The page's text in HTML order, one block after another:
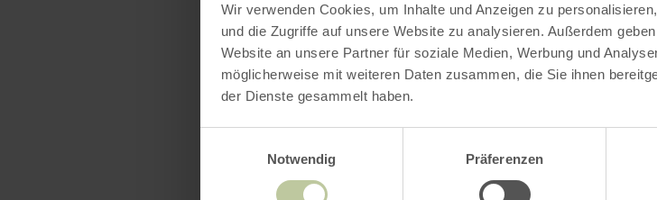
Wir verwenden Cookies, um Inhalte und Anzeigen zu
und die Zugriffe auf unsere Website zu analysieren. Außerdem
Website an unsere Partner für soziale Medien, Werbung und
möglicherweise mit weiteren Daten zusammen, die Sie ihnen
der Dienste gesammelt haben.
Notwendig
Präferenzen